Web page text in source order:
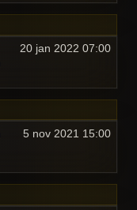
20 jan 2022 07:00
5 nov 2021 15:00